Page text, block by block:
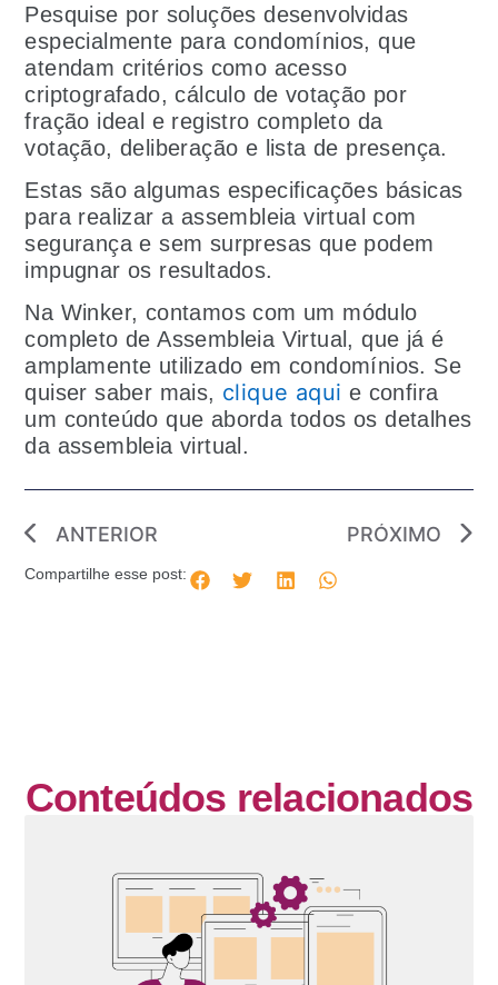
Pesquise por soluções desenvolvidas
especialmente para condomínios, que
atendam critérios como acesso
criptografado, cálculo de votação por
fração ideal e registro completo da
votação, deliberação e lista de presença.
Estas são algumas especificações básicas
para realizar a assembleia virtual com
segurança e sem surpresas que podem
impugnar os resultados.
Na Winker, contamos com um módulo
completo de Assembleia Virtual, que já é
amplamente utilizado em condomínios. Se
quiser saber mais, clique aqui e confira
um conteúdo que aborda todos os detalhes
da assembleia virtual.
ANTERIOR PRÓXIMO
Compartilhe esse post:
Conteúdos relacionados